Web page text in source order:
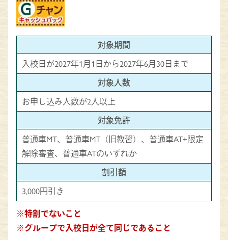
対象期間
入校日が2027年1月1日から2027年6月30日まで
対象人数
お申し込み人数が2人以上
対象免許
普通車MT、普通車MT（旧教習）、普通車AT+限定
解除審査、普通車ATのいずれか
割引額
3,000円引き
※特割でないこと
※グループで入校日が全て同じであること